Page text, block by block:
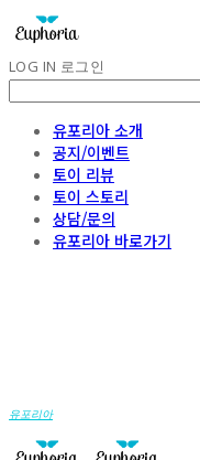
LOG IN 로그인
유포리아 소개
공지/이벤트
토이 리뷰
토이 스토리
상담/문의
유포리아 바로가기
유포리아